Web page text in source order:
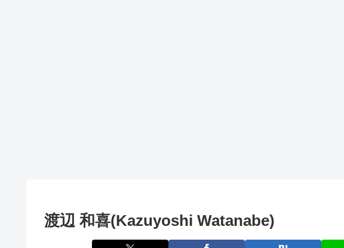
渡辺 和喜(Kazuyoshi Watanabe)